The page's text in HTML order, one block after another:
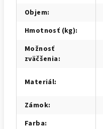
Objem:
Hmotnosť (kg):
Možnosť
zväčšenia:
Materiál:
Zámok:
Farba: